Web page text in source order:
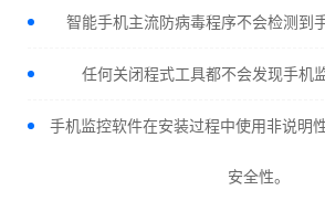
智能手机主流防病毒程序不会检测到
任何关闭程式工具都不会发现手机
手机监控软件在安装过程中使用非说明
安全性。